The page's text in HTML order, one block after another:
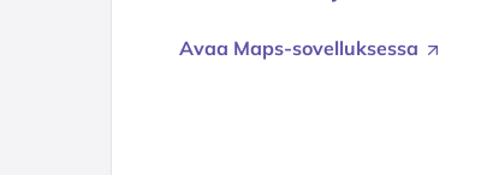
Avaa Maps-sovelluksessa